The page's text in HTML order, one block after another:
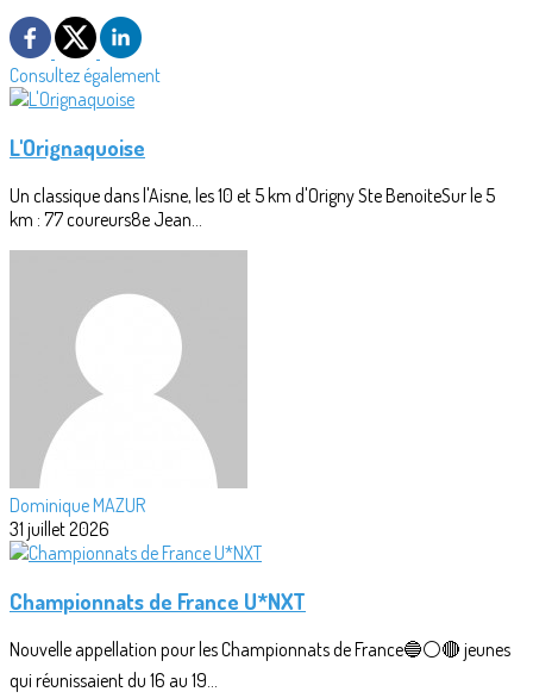
Consultez également
L'Orignaquoise
Un classique dans l'Aisne, les 10 et 5 km d'Origny Ste BenoiteSur le 5
km : 77 coureurs8e Jean...
Dominique MAZUR
31 juillet 2026
Championnats de France U*NXT
Nouvelle appellation pour les Championnats de France🔵⚪🔴 jeunes
qui réunissaient du 16 au 19...